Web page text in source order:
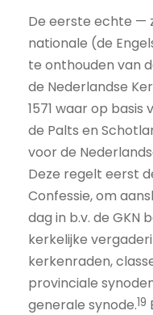
De eerste echte —
nationale (de
te onthouden van
de Nederlandse
1571 waar op
de Palts en
voor de
Deze regelt eerst
Confessie, om
dag in b.v. de GKN
kerkelijke
kerkenraden,
provinciale
generale synode.19